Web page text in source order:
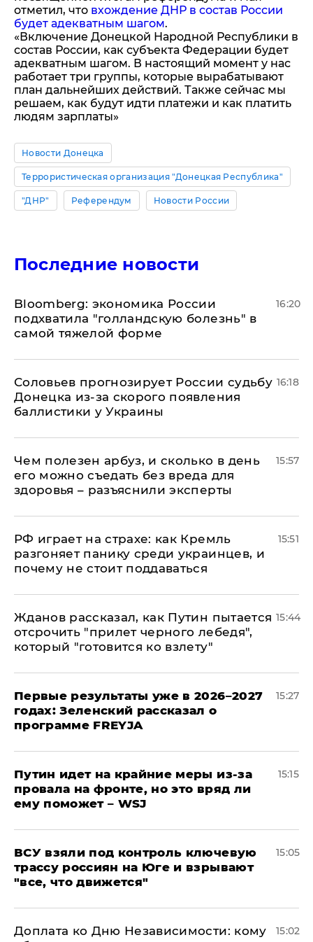
отметил, что вхождение ДНР в состав России
будет адекватным шагом.
«Включение Донецкой Народной Республики в
состав России, как субъекта Федерации будет
адекватным шагом. В настоящий момент у нас
работает три группы, которые вырабатывают
план дальнейших действий. Также сейчас мы
решаем, как будут идти платежи и как платить
людям зарплаты»
Новости Донецка
Террористическая организация "Донецкая Республика"
"ДНР" Референдум Новости России
Последние новости
Bloomberg: экономика России
подхватила "голландскую болезнь" в
самой тяжелой форме
16:20
Соловьев прогнозирует России судьбу
Донецка из-за скорого появления
баллистики у Украины
16:18
Чем полезен арбуз, и сколько в день
его можно съедать без вреда для
здоровья – разъяснили эксперты
15:57
РФ играет на страхе: как Кремль
разгоняет панику среди украинцев, и
почему не стоит поддаваться
15:51
Жданов рассказал, как Путин пытается
отсрочить "прилет черного лебедя",
который "готовится ко взлету"
15:44
Первые результаты уже в 2026–2027
годах: Зеленский рассказал о
программе FREYJA
15:27
Путин идет на крайние меры из-за
провала на фронте, но это вряд ли
ему поможет – WSJ
15:15
ВСУ взяли под контроль ключевую
трассу россиян на Юге и взрывают
"все, что движется"
15:05
Доплата ко Дню Независимости: кому
15:02